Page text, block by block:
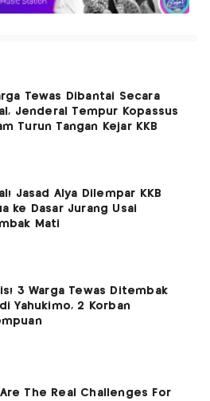
Tewas Dibantai Secara
Jenderal Tempur Kopassus
Turun Tangan Kejar KKB
Jasad Alya Dilempar KKB
ke Dasar Jurang Usai
Mati
3 Warga Tewas Ditembak
di Yahukimo, 2 Korban